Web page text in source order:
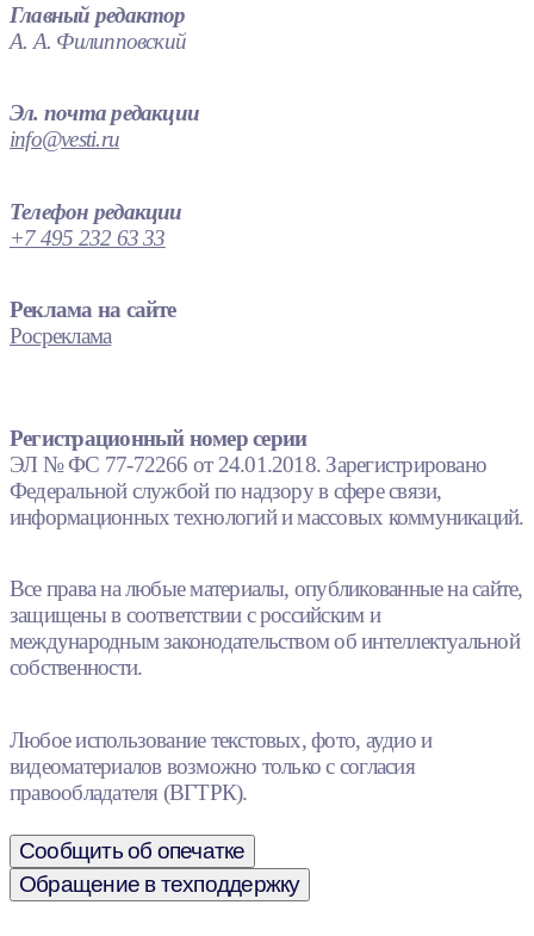
Главный редактор
А. А. Филипповский
Эл. почта редакции
info@vesti.ru
Телефон редакции
+7 495 232 63 33
Реклама на сайте
Росреклама
Регистрационный номер серии
ЭЛ № ФС 77-72266 от 24.01.2018. Зарегистрировано
Федеральной службой по надзору в сфере связи,
информационных технологий и массовых коммуникаций.
Все права на любые материалы, опубликованные на сайте,
защищены в соответствии с российским и
международным законодательством об интеллектуальной
собственности.
Любое использование текстовых, фото, аудио и
видеоматериалов возможно только с согласия
правообладателя (ВГТРК).
Сообщить об опечатке
Обращение в техподдержку